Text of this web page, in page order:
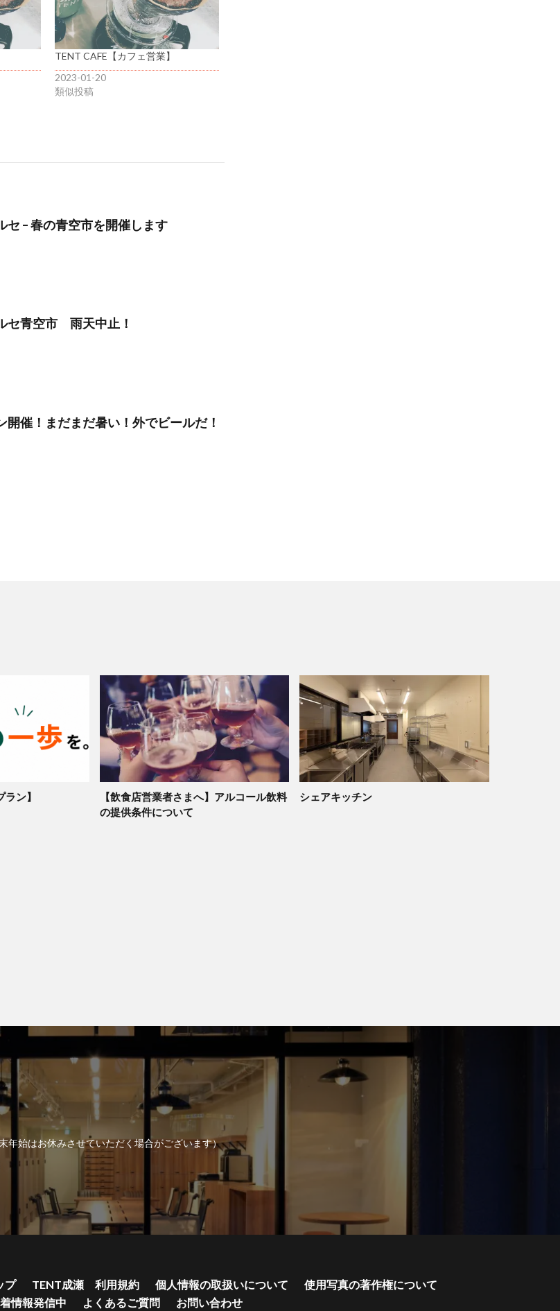
TENT CAFE【カフェ営業】
2023-01-20
類似投稿
セ – 春の青空市を開催します
セ青空市 雨天中止！
開催！まだまだ暑い！外でビールだ！
ン】
【飲食店営業者さまへ】アルコール飲料
の提供条件について
シェアキッチン
始はお休みさせていただく場合がございます）
プ TENT成瀬 利用規約 個人情報の取扱いについて
使用写真の著作権について
情報発信中
よくあるご質問 お問い合わせ